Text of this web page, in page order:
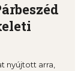
nyújtott arra,